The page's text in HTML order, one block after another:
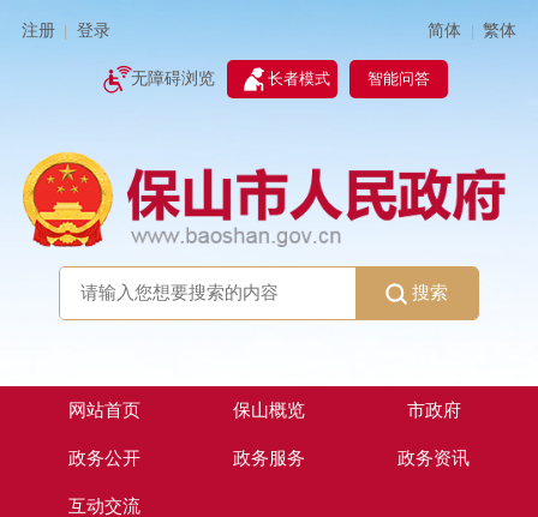
注册 登录 简体 | 繁体
无障碍浏览 长者模式 智能问答
搜索
网站首页 保山概览 市政府
政务公开 政务服务 政务资讯
互动交流